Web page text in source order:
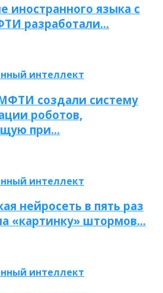
иностранного языка с
разработали…
интеллект
создали систему
роботов,
при…
интеллект
нейросеть в пять раз
«картинку» штормов…
интеллект